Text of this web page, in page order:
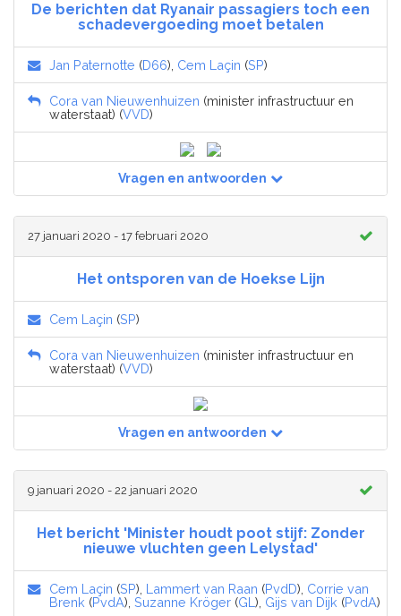
De berichten dat Ryanair passagiers toch een
schadevergoeding moet betalen
Jan Paternotte (D66), Cem Laçin (SP)
Cora van Nieuwenhuizen (minister infrastructuur en
waterstaat) (VVD)
Vragen en antwoorden
27 januari 2020 - 17 februari 2020
Het ontsporen van de Hoekse Lijn
Cem Laçin (SP)
Cora van Nieuwenhuizen (minister infrastructuur en
waterstaat) (VVD)
Vragen en antwoorden
9 januari 2020 - 22 januari 2020
Het bericht 'Minister houdt poot stijf: Zonder
nieuwe vluchten geen Lelystad'
Cem Laçin (SP), Lammert van Raan (PvdD), Corrie van
Brenk (PvdA), Suzanne Kröger (GL ), Gijs van Dijk (PvdA)